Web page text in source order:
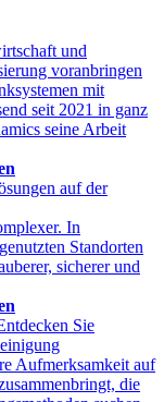
und
voranbringen
mit
seit 2021 in ganz
seine Arbeit
auf der
In
Standorten
sicherer und
Sie
Aufmerksamkeit auf
die